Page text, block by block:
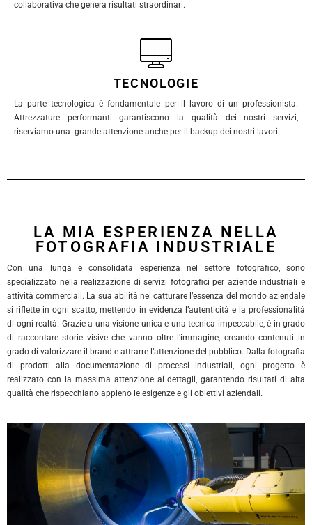
collaborativa che genera risultati straordinari.
TECNOLOGIE
La parte tecnologica è fondamentale per il lavoro di un professionista.
Attrezzature performanti garantiscono la qualità dei nostri servizi,
riserviamo una grande attenzione anche per il backup dei nostri lavori.
LA MIA ESPERIENZA NELLA
FOTOGRAFIA INDUSTRIALE
Con una lunga e consolidata esperienza nel settore fotografico, sono
specializzato nella realizzazione di servizi fotografici per aziende industriali e
attività commerciali. La sua abilità nel catturare l’essenza del mondo aziendale
si riflette in ogni scatto, mettendo in evidenza l’autenticità e la professionalità
di ogni realtà. Grazie a una visione unica e una tecnica impeccabile, è in grado
di raccontare storie visive che vanno oltre l’immagine, creando contenuti in
grado di valorizzare il brand e attrarre l’attenzione del pubblico. Dalla fotografia
di prodotti alla documentazione di processi industriali, ogni progetto è
realizzato con la massima attenzione ai dettagli, garantendo risultati di alta
qualità che rispecchiano appieno le esigenze e gli obiettivi aziendali.